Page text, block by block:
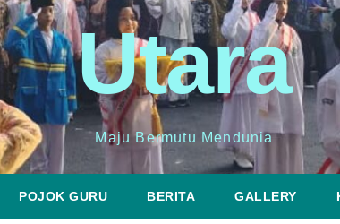
Utara
Maju Bermutu Mendunia
POJOK GURU BERITA GALLERY